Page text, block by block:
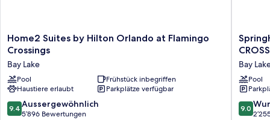
Home2
Suites
Hilton
Orlando
at
Flamingo
Crossings
Home2 Suites by Hilton Orlando at Flamingo
Crossings
Bay Lake
Pool
Frühstück inbegriffen
Haustiere erlaubt
Parkplätze verfügbar
9.4
von
9.4 Aussergewöhnlich
5’896 Bewertungen
Suites
at
Town
Center/
Bay
Pool
9.0
von
9.0